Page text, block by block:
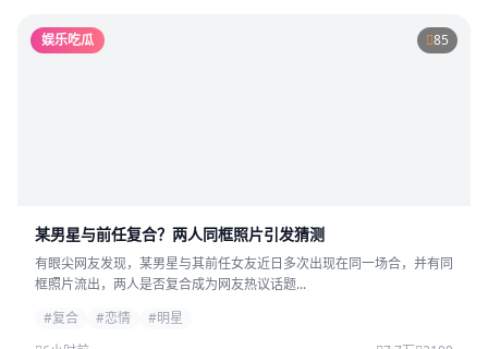
娱乐吃瓜 85
某男星与前任复合？两人同框照片引发猜测
有眼尖网友发现，某男星与其前任女友近日多次出现在同一场合，并有同
框照片流出，两人是否复合成为网友热议话题...
#复合
#恋情
#明星